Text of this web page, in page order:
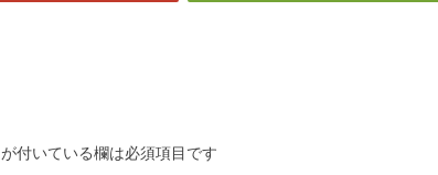
が付いている欄は必須項目です